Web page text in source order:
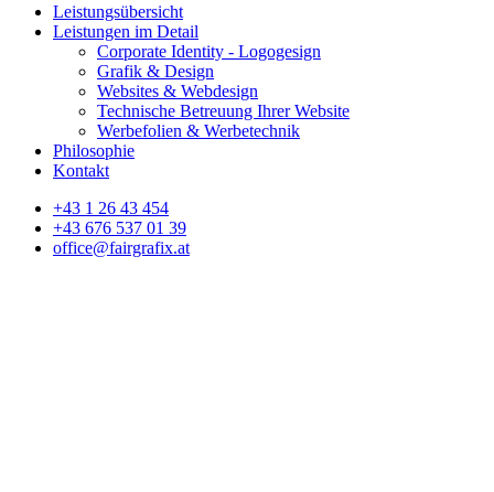
Leistungsübersicht
Leistungen im Detail
Corporate Identity - Logogesign
Grafik & Design
Websites & Webdesign
Technische Betreuung Ihrer Website
Werbefolien & Werbetechnik
Philosophie
Kontakt
+43 1 26 43 454
+43 676 537 01 39
office@fairgrafix.at